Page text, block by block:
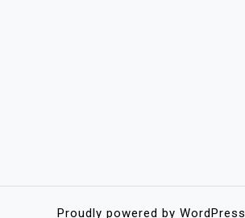
Proudly powered by WordPress